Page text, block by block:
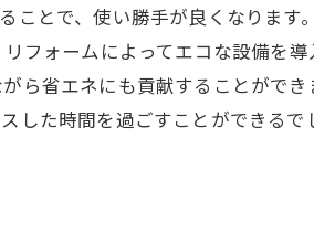
とで、使い勝手が良くなります
フォームによってエコな設備を
ら省エネにも貢献することがで
した時間を過ごすことができる